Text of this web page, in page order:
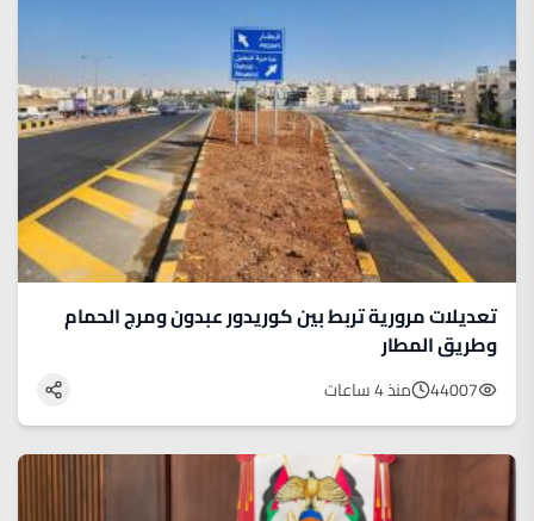
تعديلات مرورية تربط بين كوريدور عبدون ومرج الحمام
وطريق المطار
44007 منذ 4 ساعات